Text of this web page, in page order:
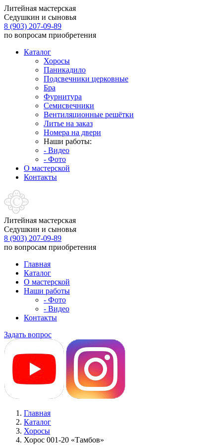
Литейная мастерская
Седушкин и сыновья
8 (903) 207-09-89
по вопросам приобретения
Каталог
Хоросы
Паникадило
Подсвечники церковные
Бра
Фурнитура
Семисвечники
Вентиляционные решётки
Литье на заказ
Номера на двери
Наши работы:
- Видео
- Фото
О мастерской
Контакты
Литейная мастерская
Седушкин и сыновья
8 (903) 207-09-89
по вопросам приобретения
Главная
Каталог
О мастерской
Наши работы
- Фото
- Видео
Контакты
Задать вопрос
Главная
Каталог
Хоросы
Хорос 001-20 «Тамбов»